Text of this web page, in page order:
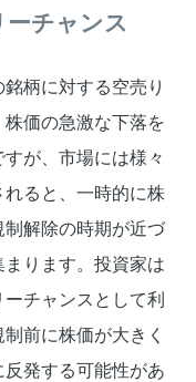
チャンス
柄に対する空売り
価の急激な下落を
が、市場には様々
ると、一時的に株
解除の時期が近づ
ります。投資家は
チャンスとして利
前に株価が大きく
発する可能性があ